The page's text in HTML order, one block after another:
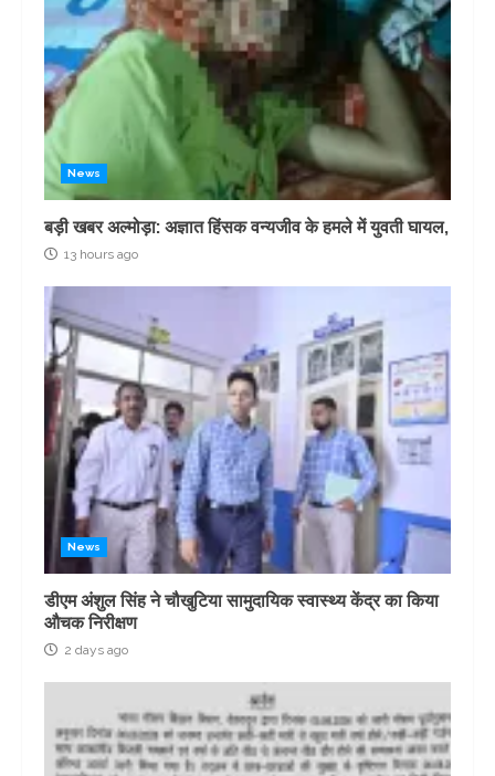
News
बड़ी खबर अल्मोड़ा: अज्ञात हिंसक वन्यजीव के हमले में युवती घायल,
13 hours ago
News
डीएम अंशुल सिंह ने चौखुटिया सामुदायिक स्वास्थ्य केंद्र का किया
औचक निरीक्षण
2 days ago